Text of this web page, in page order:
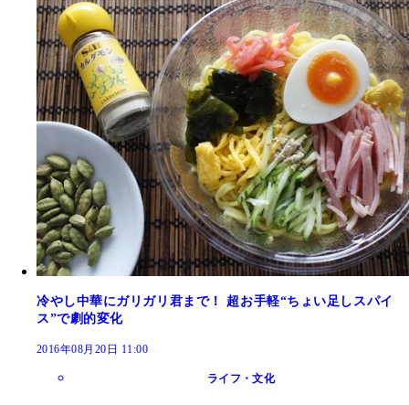
冷やし中華にガリガリ君まで！ 超お手軽“ちょい足しスパイ
ス”で劇的変化
2016年08月20日 11:00
ライフ・文化